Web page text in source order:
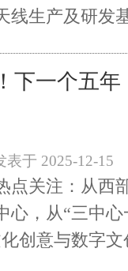
线生产及研
下一个五
表于 2025-12-15
点关注：从西
心，从“三中
创意与数字